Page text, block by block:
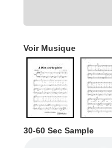
Voir Musique
30-60 Sec Sample